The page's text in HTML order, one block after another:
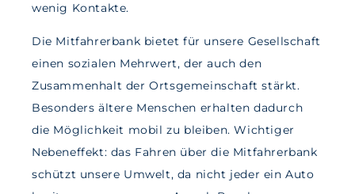
wenig Kontakte.
Die Mitfahrerbank bietet für unsere Gesellschaft
einen sozialen Mehrwert, der auch den
Zusammenhalt der Ortsgemeinschaft stärkt.
Besonders ältere Menschen erhalten dadurch
die Möglichkeit mobil zu bleiben. Wichtiger
Nebeneffekt: das Fahren über die Mitfahrerbank
schützt unsere Umwelt, da nicht jeder ein Auto